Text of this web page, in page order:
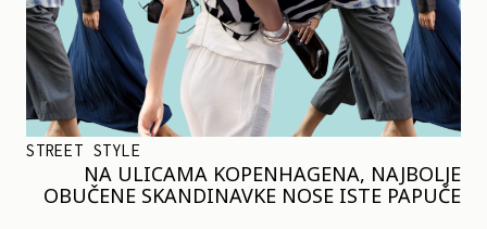
STREET STYLE
NA ULICAMA KOPENHAGENA, NAJBOLJE
OBUČENE SKANDINAVKE NOSE ISTE PAPUČE